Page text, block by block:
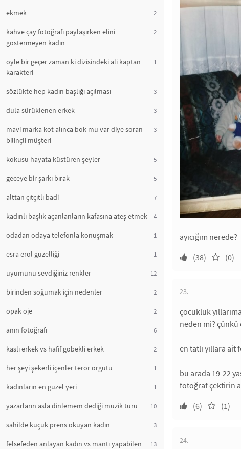
ekmek 2
kahve çay fotoğrafı paylaşırken elini
göstermeyen kadın
2
öyle bir geçer zaman ki dizisindeki ali kaptan
karakteri
1
sözlükte hep kadın başlığı açılması 3
dula sürüklenen erkek 3
mavi marka kot alınca bok mu var diye soran
bilinçli müşteri
3
kokusu hayata küstüren şeyler 5
geceye bir şarkı bırak 5
alttan çıtçıtlı badi 7
kadınlı başlık açanlanların kafasına ateş etmek 4
odadan odaya telefonla konuşmak 1
esra erol güzelliği 1
uyumunu sevdiğiniz renkler 12
birinden soğumak için nedenler 2
opak oje 2
anın fotoğrafı 6
kaslı erkek vs hafif göbekli erkek 2
her şeyi şekerli içenler terör örgütü 1
kadınların en güzel yeri 1
yazarların asla dinlemem dediği müzik türü 10
sahilde küçük prens okuyan kadın 3
felsefeden anlayan kadın vs mantı yapabilen
13
ayıcığım nerede?
(38)
(0)
23.
çocukluk
neden mi? çünkü
en tatlı yıllara ait
bu arada 19-22
fotoğraf çektirin
(6)
(1)
24.